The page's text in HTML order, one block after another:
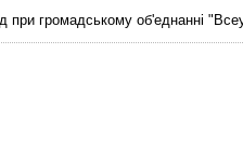
при громадському об'еднанні